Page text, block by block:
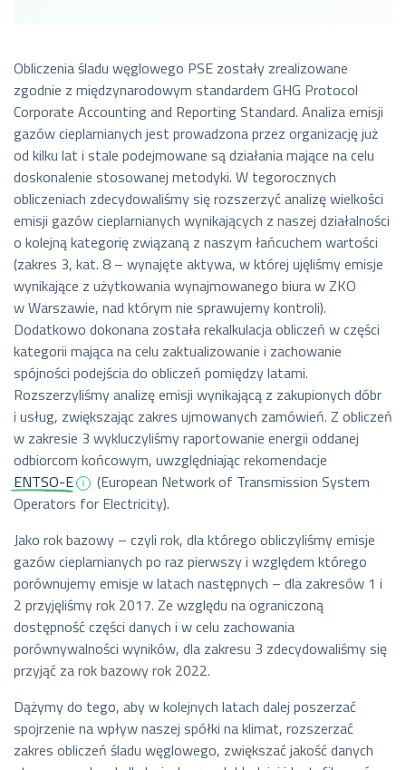
Obliczenia śladu węglowego PSE zostały zrealizowane
zgodnie z międzynarodowym standardem GHG Protocol
Corporate Accounting and Reporting Standard. Analiza emisji
gazów cieplarnianych jest prowadzona przez organizację już
od kilku lat i stale podejmowane są działania mające na celu
doskonalenie stosowanej metodyki. W tegorocznych
obliczeniach zdecydowaliśmy się rozszerzyć analizę wielkości
emisji gazów cieplarnianych wynikających z naszej działalności
o kolejną kategorię związaną z naszym łańcuchem wartości
(zakres 3, kat. 8 – wynajęte aktywa, w której ujęliśmy emisje
wynikające z użytkowania wynajmowanego biura w ZKO
w Warszawie, nad którym nie sprawujemy kontroli).
Dodatkowo dokonana została rekalkulacja obliczeń w części
kategorii mająca na celu zaktualizowanie i zachowanie
spójności podejścia do obliczeń pomiędzy latami.
Rozszerzyliśmy analizę emisji wynikającą z zakupionych dóbr
i usług, zwiększając zakres ujmowanych zamówień. Z obliczeń
w zakresie 3 wykluczyliśmy raportowanie energii oddanej
odbiorcom końcowym, uwzględniając rekomendacje
ENTSO-E
(European Network of Transmission System
Operators for Electricity).
Jako rok bazowy – czyli rok, dla którego obliczyliśmy emisje
gazów cieplarnianych po raz pierwszy i względem którego
porównujemy emisje w latach następnych – dla zakresów 1 i
2 przyjęliśmy rok 2017. Ze względu na ograniczoną
dostępność części danych i w celu zachowania
porównywalności wyników, dla zakresu 3 zdecydowaliśmy się
przyjąć za rok bazowy rok 2022.
Dążymy do tego, aby w kolejnych latach dalej poszerzać
spojrzenie na wpływ naszej spółki na klimat, rozszerzać
zakres obliczeń śladu węglowego, zwiększać jakość danych